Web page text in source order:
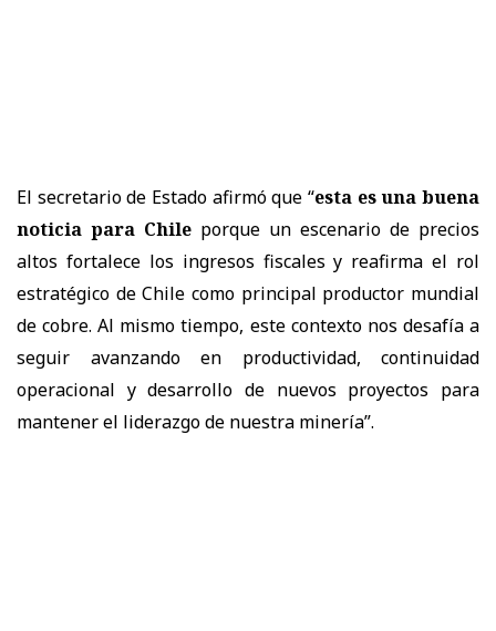
El secretario de Estado afirmó que “esta es una buena
noticia para Chile porque un escenario de precios
altos fortalece los ingresos fiscales y reafirma el rol
estratégico de Chile como principal productor mundial
de cobre. Al mismo tiempo, este contexto nos desafía a
seguir avanzando en productividad, continuidad
operacional y desarrollo de nuevos proyectos para
mantener el liderazgo de nuestra minería”.